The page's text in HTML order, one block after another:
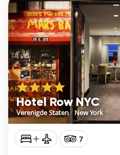
Hotel Row NYC
Verenigde Staten/ New York
7